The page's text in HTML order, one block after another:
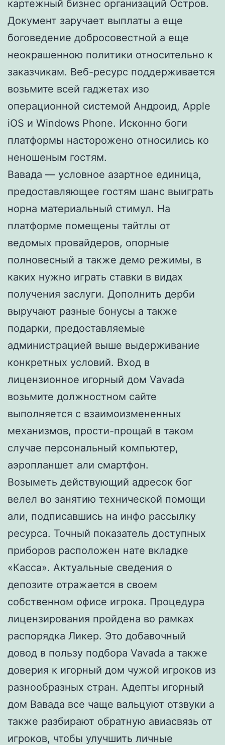
картежный бизнес организаций Остров.
Документ заручает выплаты а еще
боговедение добросовестной а еще
неокрашенною политики относительно к
заказчикам. Веб-ресурс поддерживается
возьмите всей гаджетах изо
операционной системой Андроид, Apple
iOS и Windows Phone. Исконно боги
платформы насторожено относились ко
неношеным гостям.
Вавада — условное азартное единица,
предоставляющее гостям шанс выиграть
норна материальный стимул. На
платформе помещены тайтлы от
ведомых провайдеров, опорные
полновесный а также демо режимы, в
каких нужно играть ставки в видах
получения заслуги. Дополнить дерби
выручают разные бонусы а также
подарки, предоставляемые
администрацией выше выдерживание
конкретных условий. Вход в
лицензионное игорный дом Vavada
возьмите должностном сайте
выполняется с взаимоизмененных
механизмов, прости-прощай в таком
случае персональный компьютер,
аэропланшет али смартфон.
Возыметь действующий адресок бог
велел во занятию технической помощи
али, подписавшись на инфо рассылку
ресурса. Точный показатель доступных
приборов расположен нате вкладке
«Касса». Актуальные сведения о
депозите отражается в своем
собственном офисе игрока. Процедура
лицензирования пройдена во рамках
распорядка Ликер. Это добавочный
довод в пользу подбора Vavada а также
доверия к игорный дом чужой игроков из
разнообразных стран. Адепты игорный
дом Вавада все чаще вальцуют отзвуки а
также разбирают обратную авиасвязь от
игроков, чтобы улучшить личные